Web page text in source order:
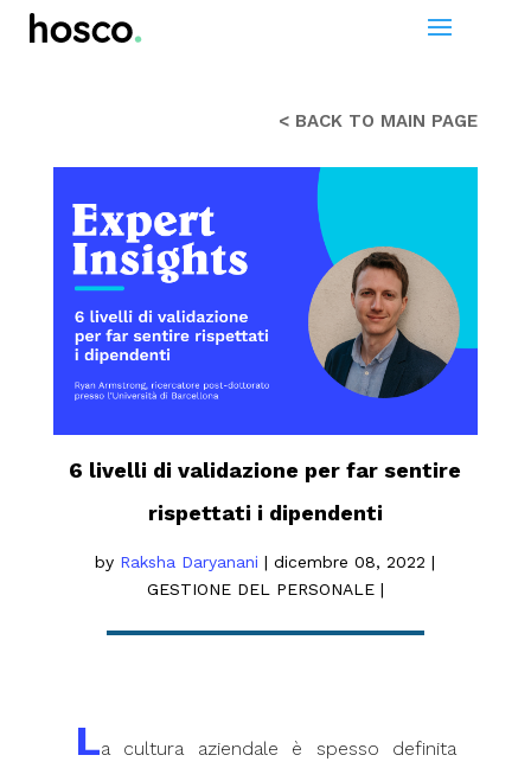
< BACK TO MAIN PAGE
6 livelli di validazione per far sentire
rispettati i dipendenti
by Raksha Daryanani |dicembre 08, 2022 |
GESTIONE DEL PERSONALE|
La cultura aziendale è spesso definita